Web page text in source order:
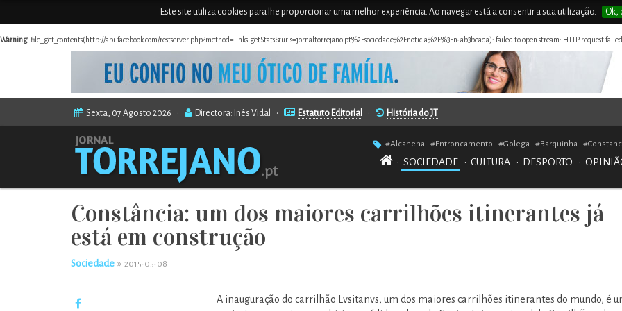
Este site utiliza cookies para lhe proporcionar uma melhor experiência. Ao navegar está a consentir a sua utilização. Ok,
Warning: file_get_contents(http://api.facebook.com/restserver.php?method=links.getStats&urls=jornaltorrejano.pt%2Fsociedade%2Fnoticia%2F%3Fn-ab3beada): failed to open stream: HTTP request
Sexta, 07 Agosto 2026 • Directora: Inês Vidal • Estatuto Editorial • História do JT
#Alcanena #Entroncamento #Golega #Barquinha
• SOCIEDADE • CULTURA • DESPORTO •
Constância: um dos maiores carrilhões itinerantes já
está em construção
Sociedade » 2015-05-08
A inauguração do carrilhão Lvsitanvs, um dos maiores carrilhões itinerantes do mundo, é